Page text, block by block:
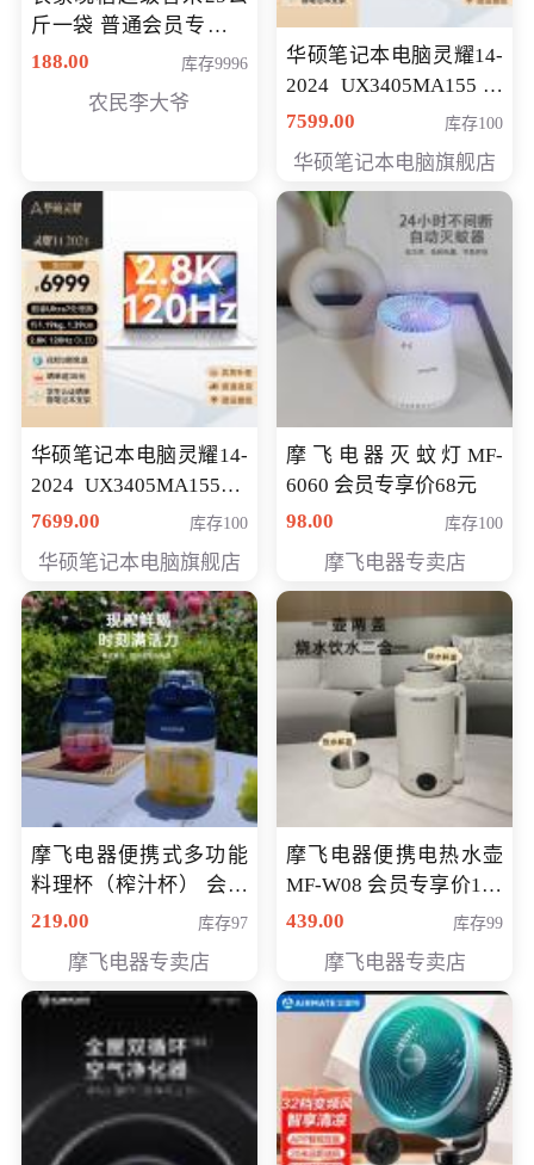
斤一袋 普通会员专享价
格178元
188.00 库存9996
农民李大爷
华硕笔记本电脑灵耀14-
2024 UX3405MA155冰
川银 oled 智慧轻薄本 会
7599.00 库存100
华硕笔记本电脑旗舰店
华硕笔记本电脑灵耀14-
2024 UX3405MA155夜
空蓝 oled 智慧轻薄本 会
7699.00 库存100
华硕笔记本电脑旗舰店
摩飞电器灭蚊灯MF-
6060 会员专享价68元
98.00
库存100
摩飞电器专卖店
摩飞电器便携式多功能
料理杯（榨汁杯） 会员
专享价118元
219.00 库存97
摩飞电器专卖店
摩飞电器便携电热水壶
MF-W08 会员专享价198
元
439.00 库存99
摩飞电器专卖店